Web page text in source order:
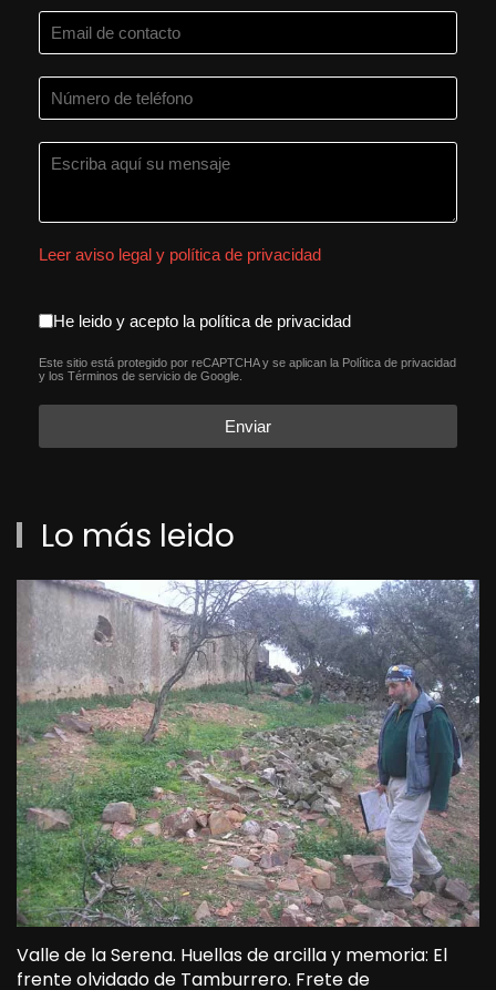
Leer aviso legal y política de privacidad
aceptacion política de
He leido y acepto la política de privacidad
reCAPTCHA*
Este sitio está protegido por reCAPTCHA y se aplican la Política de privacidad
y los Términos de servicio de Google.
Enviar
Lo más leido
Valle de la Serena. Huellas de arcilla y memoria: El
frente olvidado de Tamburrero. Frete de